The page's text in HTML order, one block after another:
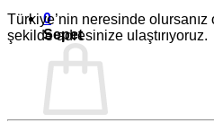
0
Sepet
Türkiye’nin neresinde
şekilde adresinize ulaştırıyoruz.